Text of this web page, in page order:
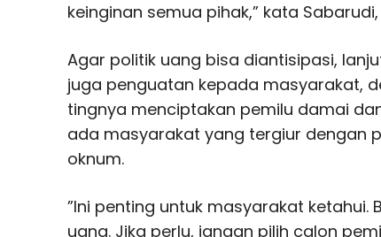
keinginan semua pihak,” kata
Agar politik uang bisa diantisipasi,
juga penguatan kepada masyarakat,
tingnya menciptakan pemilu damai
ada masyarakat yang tergiur dengan
oknum.
”Ini penting untuk masyarakat
uang. Jika perlu, jangan pilih calon